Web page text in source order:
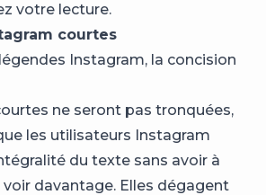
votre lecture.
courtes
Instagram, la concision
ne seront pas tronquées,
les utilisateurs Instagram
du texte sans avoir à
voir davantage. Elles dégagent